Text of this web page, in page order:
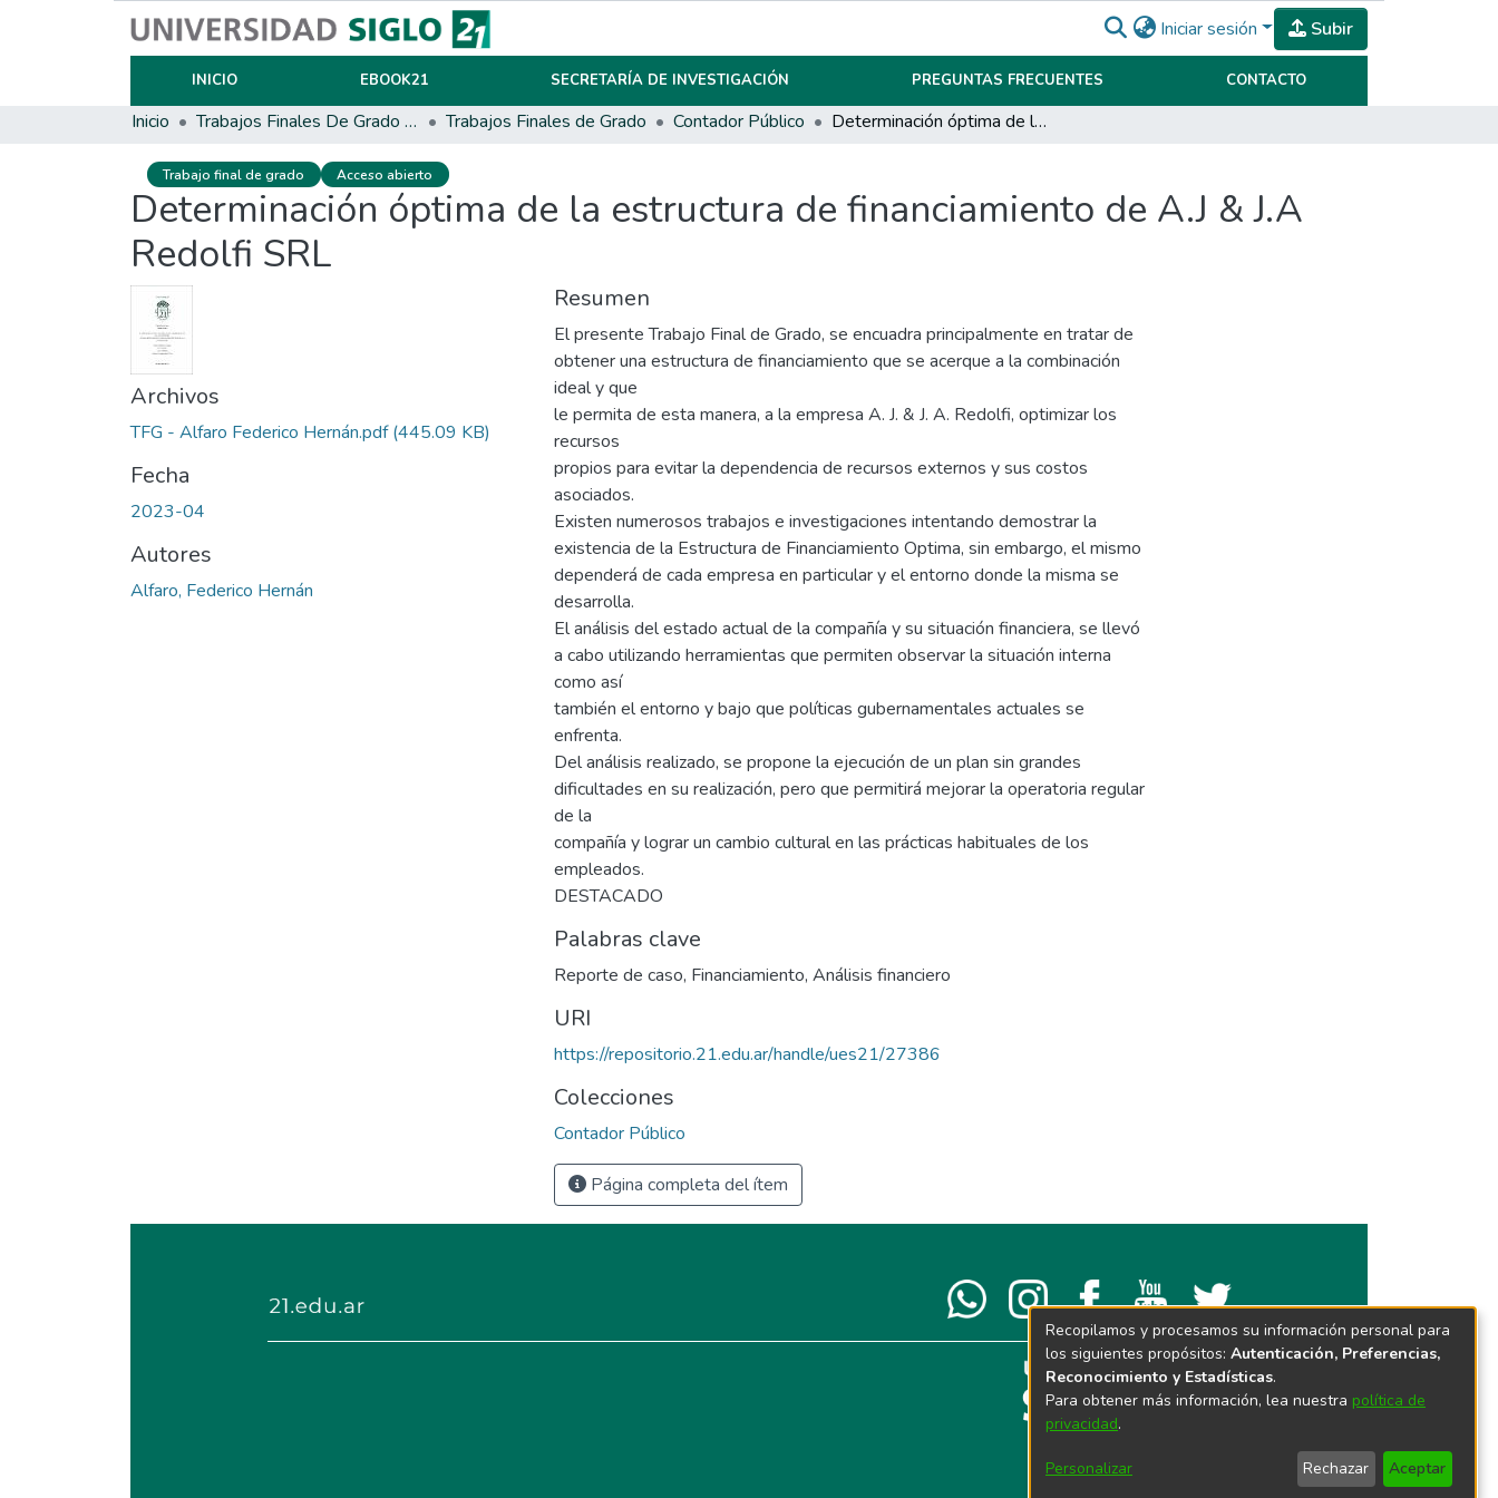
Iniciar sesión Subir
INICIO EBOOK21 SECRETARÍA DE INVESTIGACIÓN PREGUNTAS FRECUENTES CONTACTO
Inicio Trabajos Finales De Grado Y Posgrado Trabajos Finales de Grado Contador Público Determinación óptima de la estructura de financiamiento de A.J & J.A Redolfi SRL
Trabajo final de grado Acceso abierto
Determinación óptima de la estructura de financiamiento de A.J & J.A
Redolfi SRL
Archivos
TFG - Alfaro Federico Hernán.pdf(445.09 KB)
Fecha
2023-04
Autores
Alfaro, Federico Hernán
Resumen
El presente Trabajo Final de Grado, se encuadra principalmente en tratar de
obtener una estructura de financiamiento que se acerque a la combinación
ideal y que
le permita de esta manera, a la empresa A. J. & J. A. Redolfi, optimizar los
recursos
propios para evitar la dependencia de recursos externos y sus costos
asociados.
Existen numerosos trabajos e investigaciones intentando demostrar la
existencia de la Estructura de Financiamiento Optima, sin embargo, el mismo
dependerá de cada empresa en particular y el entorno donde la misma se
desarrolla.
El análisis del estado actual de la compañía y su situación financiera, se llevó
a cabo utilizando herramientas que permiten observar la situación interna
como así
también el entorno y bajo que políticas gubernamentales actuales se
enfrenta.
Del análisis realizado, se propone la ejecución de un plan sin grandes
dificultades en su realización, pero que permitirá mejorar la operatoria regular
de la
compañía y lograr un cambio cultural en las prácticas habituales de los
empleados.
DESTACADO
Palabras clave
Reporte de caso, Financiamiento, Análisis financiero
URI
https://repositorio.21.edu.ar/handle/ues21/27386
Colecciones
Contador Público
Página completa del ítem
Recopilamos y procesamos su información personal para
los siguientes propósitos: Autenticación, Preferencias,
Reconocimiento y Estadísticas.
Para obtener más información, lea nuestra política de
privacidad.
Personalizar Rechazar Aceptar